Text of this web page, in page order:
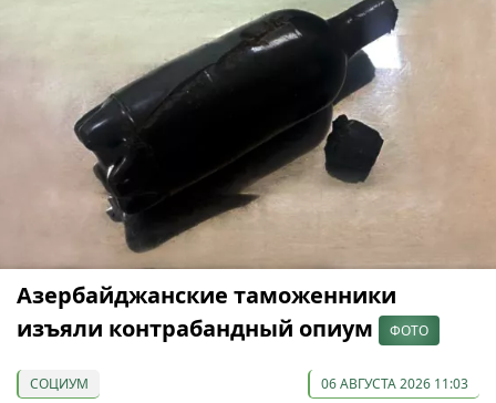
Азербайджанские таможенники
изъяли контрабандный опиум
ФОТО
СОЦИУМ 06 АВГУСТА 2026 11:03